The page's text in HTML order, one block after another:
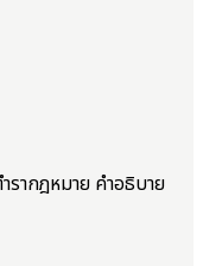
รากฎหมาย คำอธิบาย